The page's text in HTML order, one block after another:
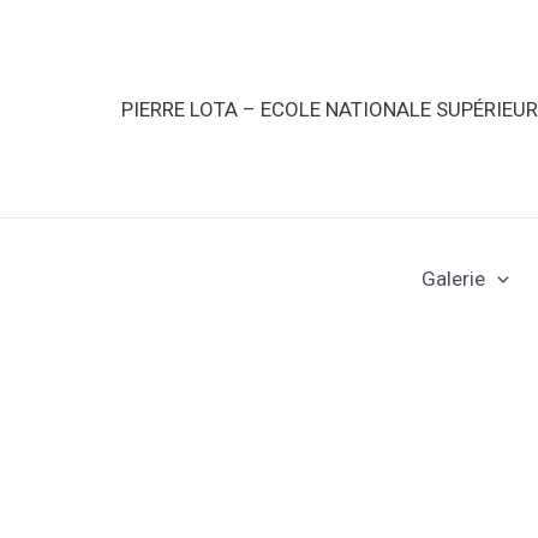
PIERRE LOTA – ECOLE NATIONALE
Galerie